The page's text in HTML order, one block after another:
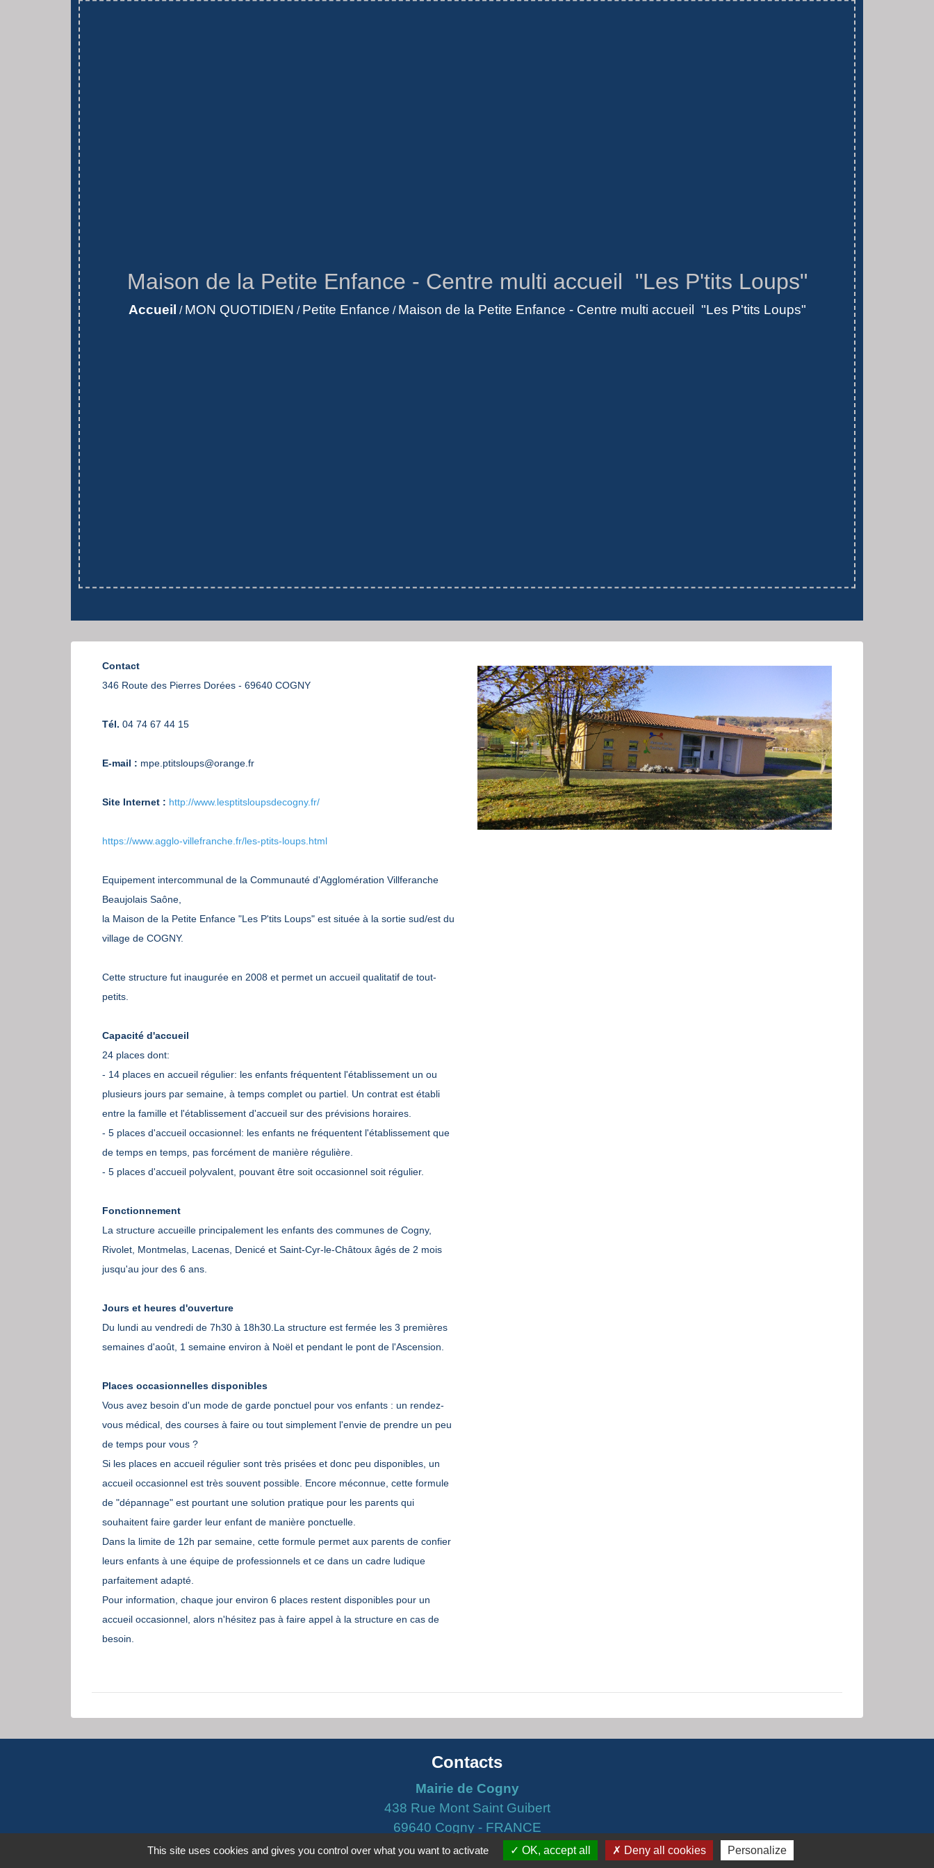
Maison de la Petite Enfance - Centre multi accueil "Les P'tits Loups"
Accueil / MON QUOTIDIEN / Petite Enfance / Maison de la Petite Enfance - Centre multi accueil "Les P'tits Loups"
Contact
346 Route des Pierres Dorées - 69640 COGNY
Tél. 04 74 67 44 15
E-mail : mpe.ptitsloups@orange.fr
Site Internet : http://www.lesptitsloupsdecogny.fr/
https://www.agglo-villefranche.fr/les-ptits-loups.html
Equipement intercommunal de la Communauté d'Agglomération Villferanche
Beaujolais Saône,
la Maison de la Petite Enfance "Les P'tits Loups" est située à la sortie sud/est du
village de COGNY.
Cette structure fut inaugurée en 2008 et permet un accueil qualitatif de tout-
petits.
Capacité d'accueil
24 places dont:
- 14 places en accueil régulier: les enfants fréquentent l'établissement un ou
plusieurs jours par semaine, à temps complet ou partiel. Un contrat est établi
entre la famille et l'établissement d'accueil sur des prévisions horaires.
- 5 places d'accueil occasionnel: les enfants ne fréquentent l'établissement que
de temps en temps, pas forcément de manière régulière.
- 5 places d'accueil polyvalent, pouvant être soit occasionnel soit régulier.
Fonctionnement
La structure accueille principalement les enfants des communes de Cogny,
Rivolet, Montmelas, Lacenas, Denicé et Saint-Cyr-le-Châtoux âgés de 2 mois
jusqu'au jour des 6 ans.
Jours et heures d'ouverture
Du lundi au vendredi de 7h30 à 18h30.La structure est fermée les 3 premières
semaines d'août, 1 semaine environ à Noël et pendant le pont de l'Ascension.
Places occasionnelles disponibles
Vous avez besoin d'un mode de garde ponctuel pour vos enfants : un rendez-
vous médical, des courses à faire ou tout simplement l'envie de prendre un peu
de temps pour vous ?
Si les places en accueil régulier sont très prisées et donc peu disponibles, un
accueil occasionnel est très souvent possible. Encore méconnue, cette formule
de "dépannage" est pourtant une solution pratique pour les parents qui
souhaitent faire garder leur enfant de manière ponctuelle.
Dans la limite de 12h par semaine, cette formule permet aux parents de confier
leurs enfants à une équipe de professionnels et ce dans un cadre ludique
parfaitement adapté.
Pour information, chaque jour environ 6 places restent disponibles pour un
accueil occasionnel, alors n'hésitez pas à faire appel à la structure en cas de
besoin.
Contacts
Mairie de Cogny
438 Rue Mont Saint Guibert
69640 Cogny - FRANCE
+33 4 74 67 30 55
This site uses cookies and gives you control over what you want to activate OK, accept all Deny all cookies Personalize